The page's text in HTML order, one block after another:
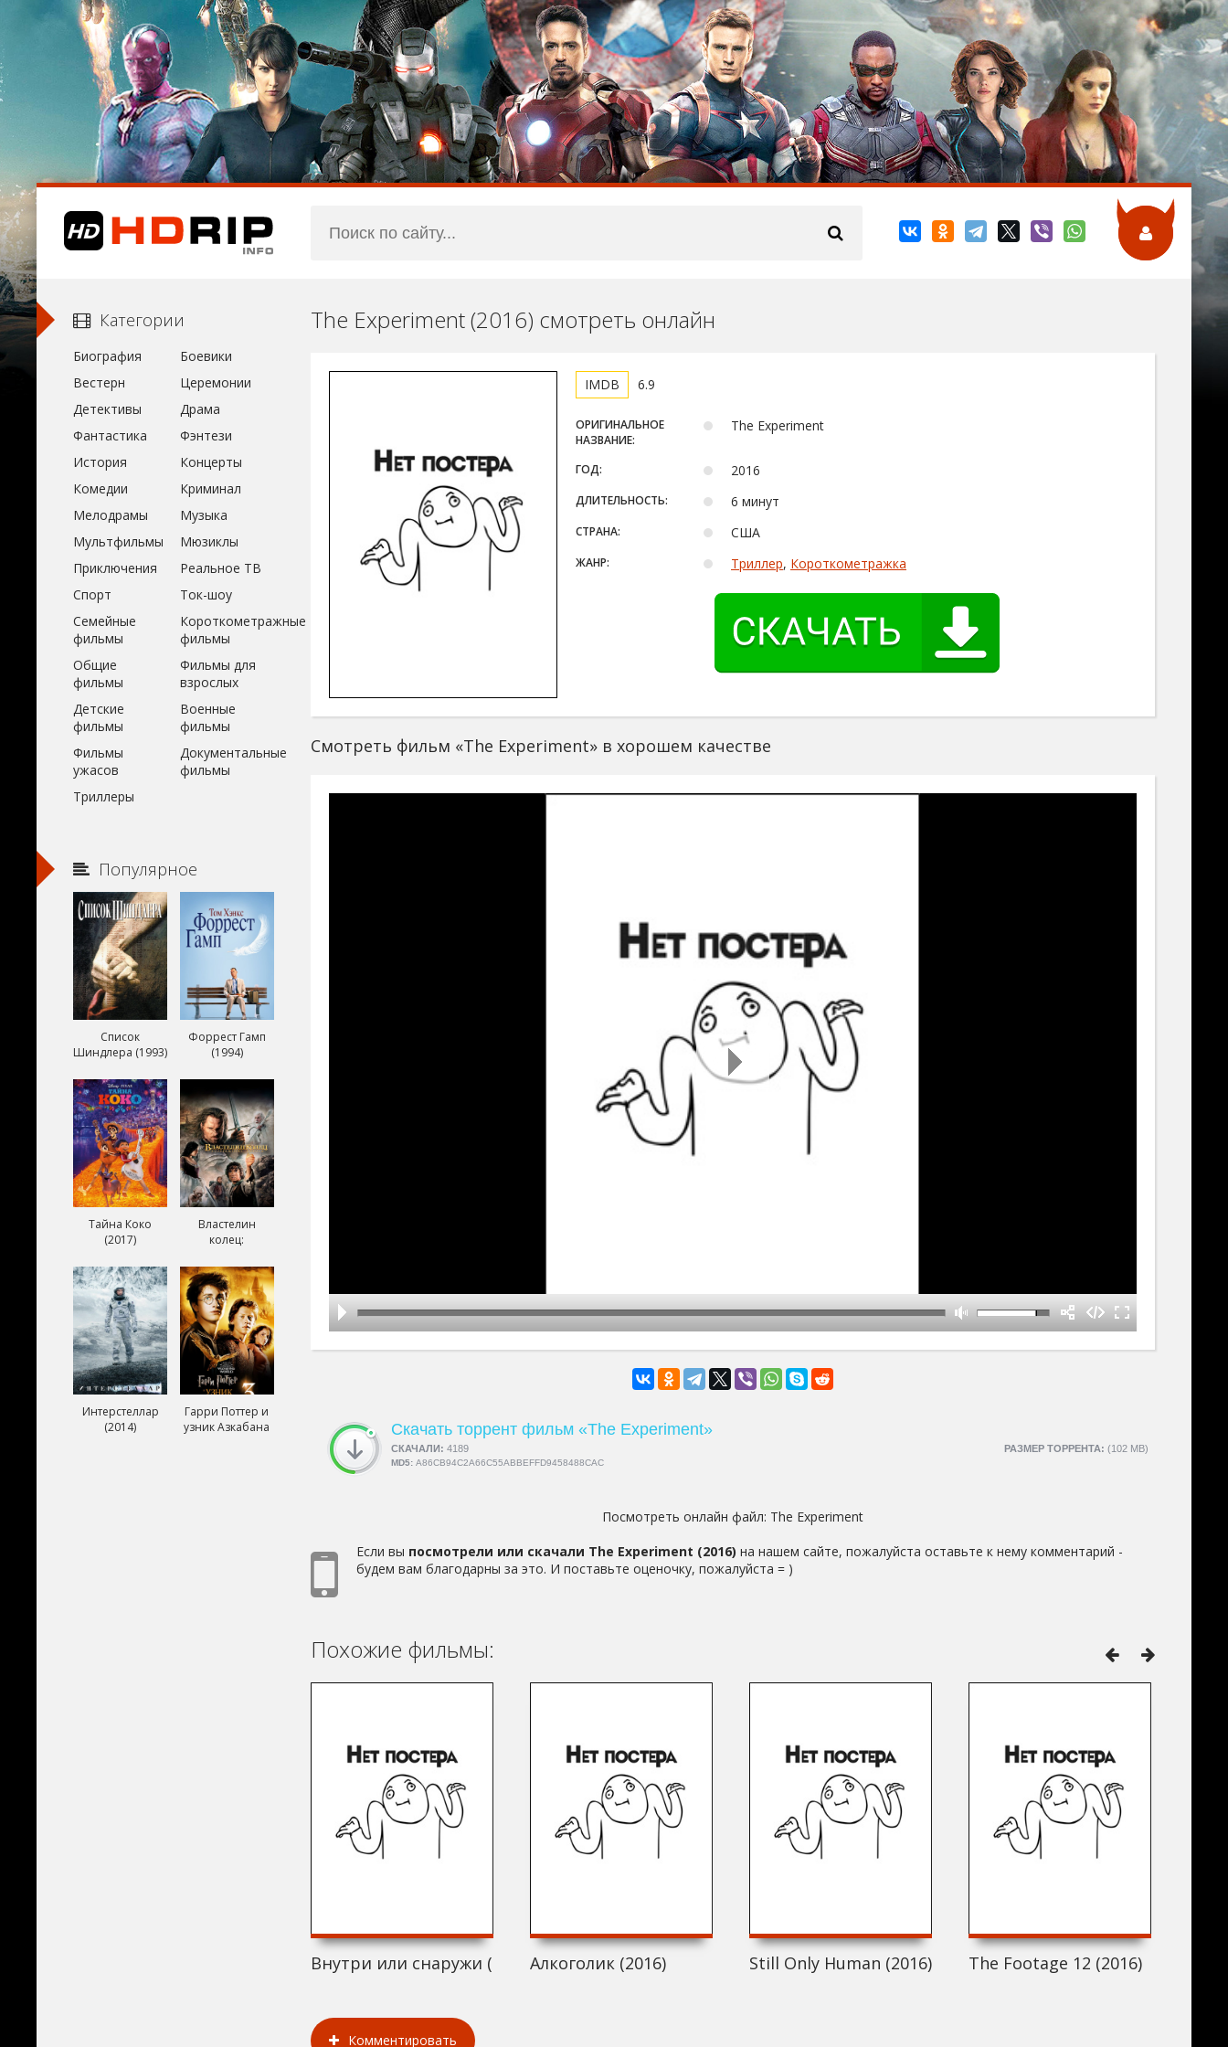
The Experiment (2016) смотреть онлайн
6.9
ОРИГИНАЛЬНОЕ
НАЗВАНИЕ:
The Experiment
ГОД: 2016
ДЛИТЕЛЬНОСТЬ: 6 минут
СТРАНА: США
ЖАНР: Триллер, Короткометражка
Смотреть фильм «The Experiment» в хорошем качестве
Скачать торрент фильм «The Experiment»
РАЗМЕР ТОРРЕНТА: (102 MB)
СКАЧАЛИ: 4189
MD5: A86CB94C2A66C55ABBEFFD9458488CAC
Посмотреть онлайн файл: The Experiment
Если вы посмотрели или скачали The Experiment (2016) на нашем сайте, пожалуйста оставьте к нему комментарий -
будем вам благодарны за это. И поставьте оценочку, пожалуйста = )
Похожие фильмы:
Внутри или снаружи (2016)Алкоголик (2016) Still Only Human (2016) The Footage 12 (2016)
Комментировать
Категории
Биография
Боевики
Вестерн
Церемонии
Детективы
Драма
Фантастика
Фэнтези
История
Концерты
Комедии
Криминал
Мелодрамы
Музыка
Мультфильмы
Мюзиклы
Приключения
Реальное ТВ
Спорт
Ток-шоу
Семейные
фильмы
Короткометражные
фильмы
Общие
фильмы
Фильмы для
взрослых
Детские
фильмы
Военные
фильмы
Фильмы
ужасов
Документальные
фильмы
Триллеры
Популярное
Список
Шиндлера (1993)
Форрест Гамп
(1994)
Тайна Коко
(2017)
Властелин
колец:
короля (2003)
Интерстеллар
(2014)
Гарри Поттер и
узник Азкабана